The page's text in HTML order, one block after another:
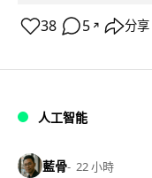
38 5 ↗ 分享
人工智能
藍骨 22 小時